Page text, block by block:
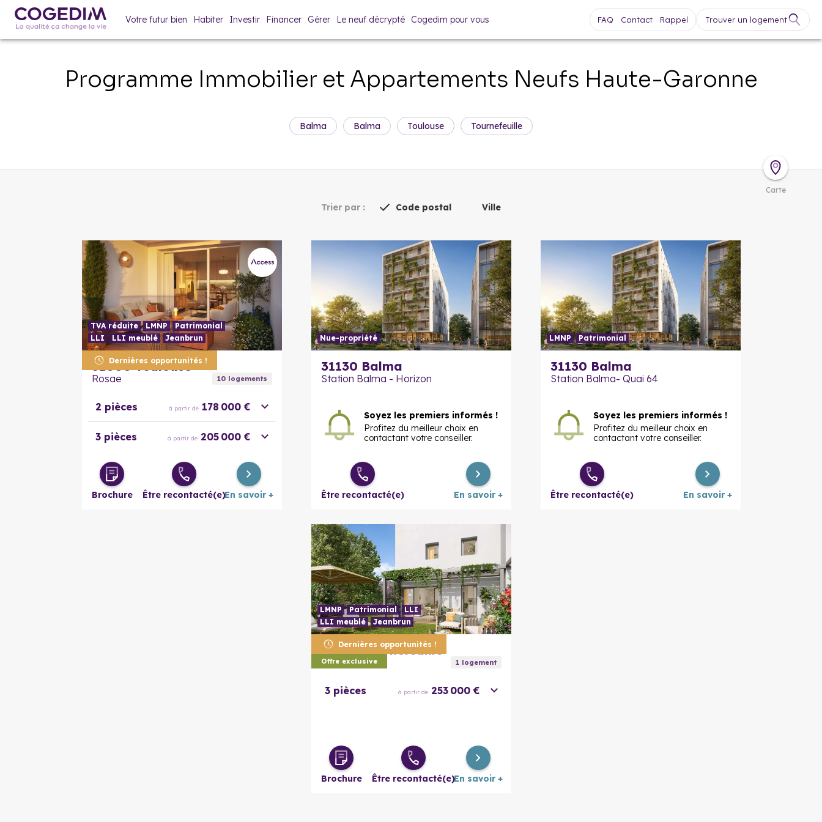
Votre futur bien Habiter Investir Financer Gérer Le neuf décrypté Cogedim pour vous FAQ Contact Rappel Trouver un logement
Programme Immobilier et Appartements Neufs Haute-Garonne
Balma Balma Toulouse Tournefeuille
Carte
Trier par : Code postal Ville
Dernières opportunités !
TVA réduite LMNP
Patrimonial
LLI
LLI meublé Jeanbrun
31000 Toulouse
Rosae 10logements
2 pièces à partir de 178 000 €
3 pièces à partir de 205 000 €
Brochure Être recontacté(e)En savoir +
Nue-propriété
31130 Balma
Station Balma - Horizon
Soyez les premiers informés !
Profitez du meilleur choix en
contactant votre conseiller.
Être recontacté(e) En savoir +
LMNP Patrimonial
31130 Balma
Station Balma- Quai 64
Soyez les premiers informés !
Profitez du meilleur choix en
contactant votre conseiller.
Être recontacté(e) En savoir +
Dernières opportunités !
Offre exclusive
LMNP Patrimonial
LLI
LLI meublé
Jeanbrun
31170 Tournefeuille
Ecrin Boisé 1logement
3 pièces à partir de 253 000 €
Brochure Être recontacté(e)En savoir +